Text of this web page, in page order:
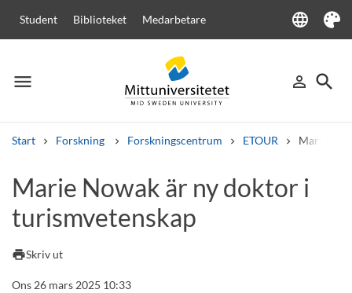
Student Biblioteket Medarbetare language
Language
Tema
menu
Meny person_outline
Logga in
search
Sök
Start Forskning Forskningscentrum ETOUR Marie
Andra söktjänster
Kurser och program Kursplaner
Marie Nowak är ny doktor i
turismvetenskap
printSkriv ut
Ons 26 mars 2025 10:33